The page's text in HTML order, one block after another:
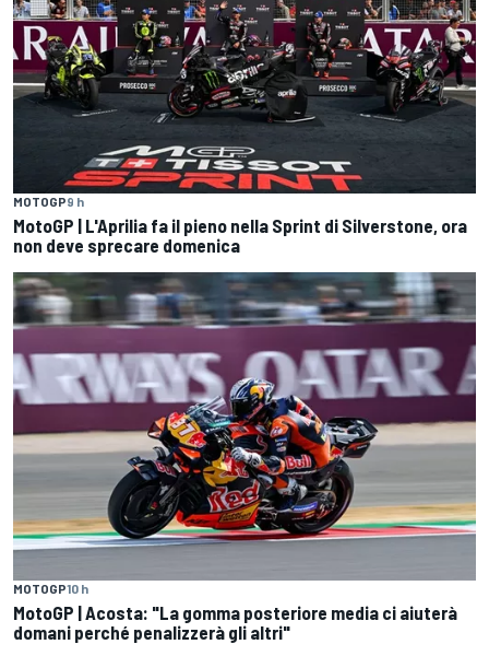
MOTOGP9 h
MotoGP | L'Aprilia fa il pieno nella Sprint di Silverstone, ora
non deve sprecare domenica
MOTOGP10 h
MotoGP | Acosta: "La gomma posteriore media ci aiuterà
domani perché penalizzerà gli altri"